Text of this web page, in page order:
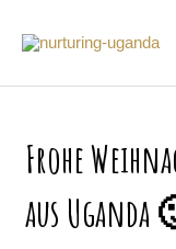
Inhalt
Frohe
aus Uganda